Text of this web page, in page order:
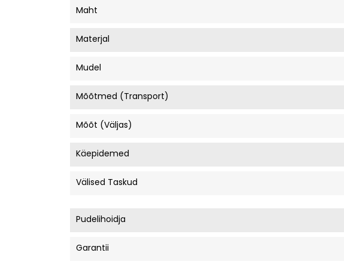
Maht
Materjal
Mudel
Mõõtmed (transport)
Mõõt (väljas)
Käepidemed
Välised Taskud
Pudelihoidja
Garantii